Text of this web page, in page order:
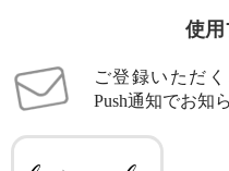
使用
ご登録いただ
Push通知でお知